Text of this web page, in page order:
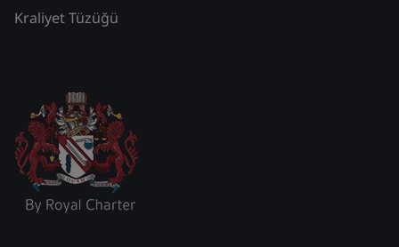
Kraliyet Tüzüğü